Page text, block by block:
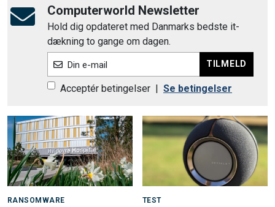
Computerworld Newsletter
Hold dig opdateret med Danmarks bedste it-
dækning to gange om dagen.
Din e-mail TILMELD
Acceptér betingelser | Se betingelser
RANSOMWARE TEST